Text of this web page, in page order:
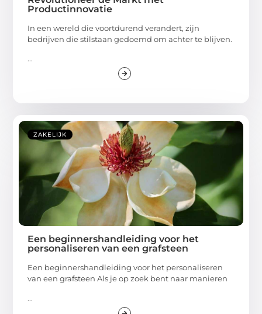
Productinnovatie
In een wereld die voortdurend verandert, zijn
bedrijven die stilstaan gedoemd om achter te blijven.
...
ZAKELIJK
Een beginnershandleiding voor het
personaliseren van een grafsteen
Een beginnershandleiding voor het personaliseren
van een grafsteen Als je op zoek bent naar manieren
...